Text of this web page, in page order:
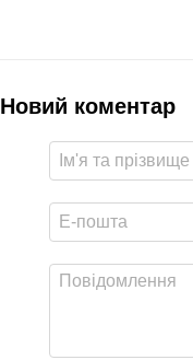
Новий коментар